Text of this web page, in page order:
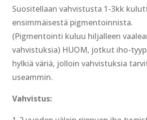
Suositellaan vahvistusta 1-3kk
ensimmäisestä pigmentoinnista.
(Pigmentointi kuluu hiljalleen
vahvistuksia) HUOM, jotkut iho-
hylkiä väriä, jolloin vahvistuksia
useammin.
Vahvistus: